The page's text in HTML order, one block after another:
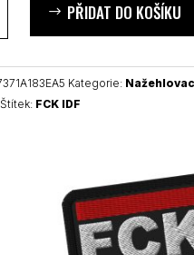
PŘIDAT DO KOŠÍKU
Kategorie:
Štítek: FCK IDF